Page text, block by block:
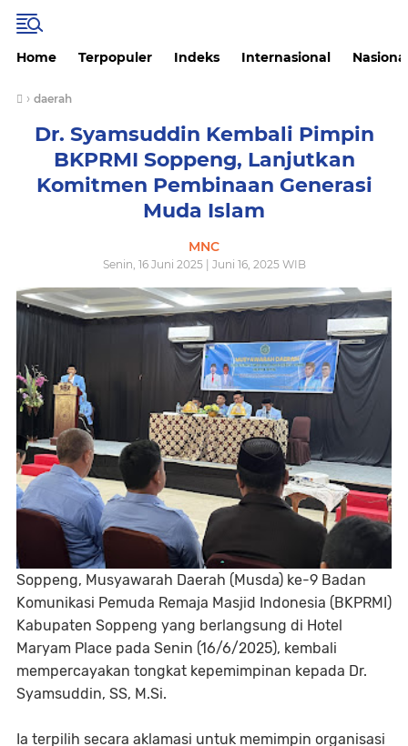
Home Terpopuler Indeks Internasional
› daerah
Dr. Syamsuddin Kembali Pimpin
BKPRMI Soppeng, Lanjutkan
Komitmen Pembinaan Generasi
Muda Islam
MNC
Senin, 16 Juni 2025 | Juni 16, 2025 WIB
Soppeng, Musyawarah Daerah (Musda) ke-9 Badan
Komunikasi Pemuda Remaja Masjid Indonesia (BKPRMI)
Kabupaten Soppeng yang berlangsung di Hotel
Maryam Place pada Senin (16/6/2025), kembali
mempercayakan tongkat kepemimpinan kepada Dr.
Syamsuddin, SS, M.Si.
Ia terpilih secara aklamasi untuk memimpin organisasi